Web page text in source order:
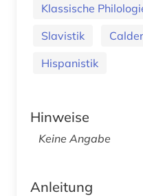
Klassische
Slavistik
Hispanistik
Hinweise
Keine Angabe
Anleitung